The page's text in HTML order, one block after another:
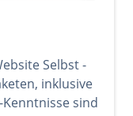
Selbst -
inklusive
sind